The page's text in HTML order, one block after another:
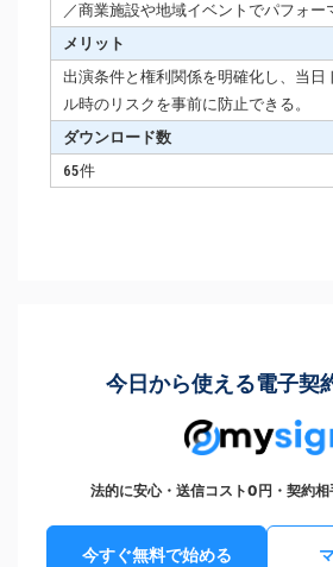
／商業施設や地域イベントでパフォー
メリット
出演条件と権利関係を明確化し、当日
ル時のリスクを事前に防止できる。
ダウンロード数
65件
今日から使える電子契
法的に安心・送信コスト0円・契約
今すぐ無料で始める